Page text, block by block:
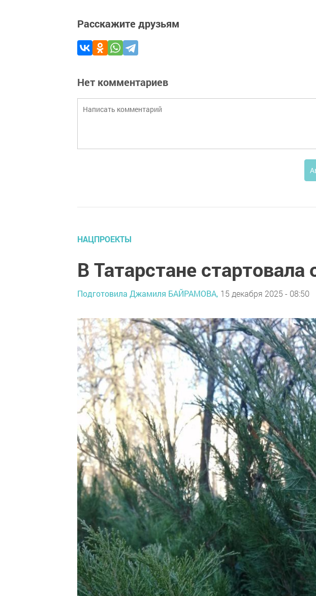
Расскажите друзьям
Нет комментариев
НАЦПРОЕКТЫ
В Татарстане стартовала
Подготовила Джамиля БАЙРАМОВА, 15 декабря 2025 - 08:50